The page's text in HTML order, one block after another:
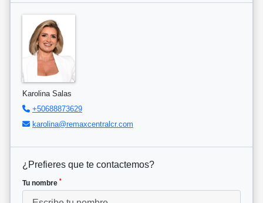
Karolina Salas
+50688873629
karolina@remaxcentralcr.com
¿Prefieres que te contactemos?
Tu nombre *